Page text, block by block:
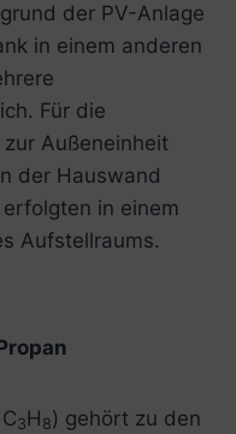
der PV-Anlage
in einem anderen
Für die
Außeneinheit
der Hauswand
in einem
Aufstellraums.
3H 8) gehört zu den